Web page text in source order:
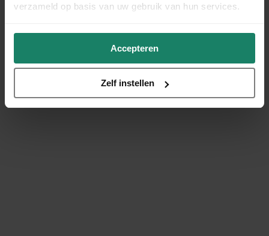
verzameld op basis van uw gebruik van hun services.
Accepteren
Zelf instellen